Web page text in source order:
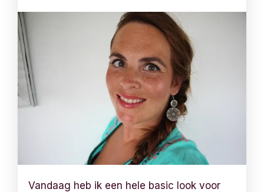
Vandaag heb ik een hele basic look voor